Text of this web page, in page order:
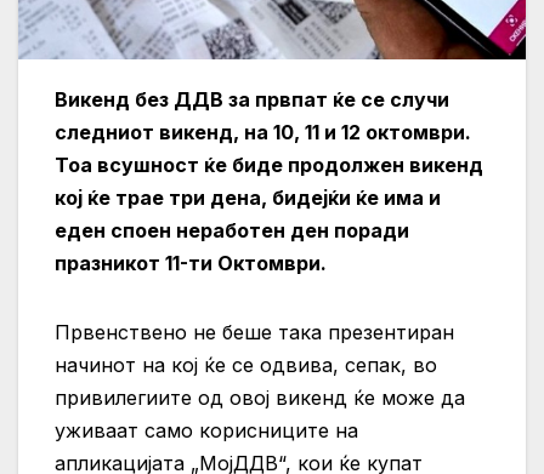
Викенд без ДДВ за првпат ќе се случи
следниот викенд, на 10, 11 и 12 октомври.
Тоа всушност ќе биде продолжен викенд
кој ќе трае три дена, бидејќи ќе има и
еден споен неработен ден поради
празникот 11-ти Октомври.
Првенствено не беше така презентиран
начинот на кој ќе се одвива, сепак, во
привилегиите од овој викенд ќе може да
уживаат само корисниците на
апликацијата „МојДДВ“, кои ќе купат